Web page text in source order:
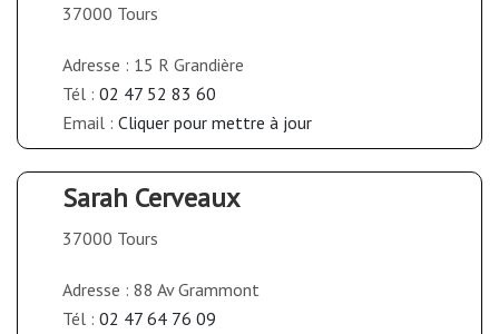
37000 Tours
Adresse : 15 R Grandière
Tél : 02 47 52 83 60
Email : Cliquer pour mettre à jour
Sarah Cerveaux
37000 Tours
Adresse : 88 Av Grammont
Tél : 02 47 64 76 09